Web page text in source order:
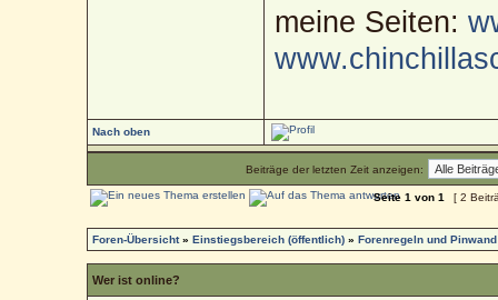
meine Seiten:
Nach oben
Beiträge der letzten Zeit anzeigen:
Seite1 von1 [ 2
Foren-Übersicht»Einstiegsbereich (öffentlich) »Forenregeln und Pinwand
Wer ist online?